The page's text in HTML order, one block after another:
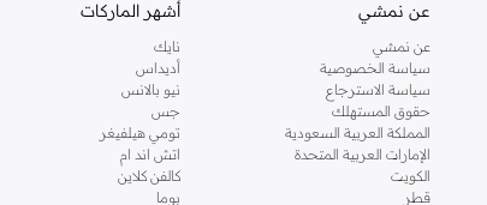
عن نمشي
عن نمشي
سياسة الخصوصية
سياسة الاسترجاع
حقوق المستهلك
المملكة العربية السعودية
الإمارات العربية المتحدة
الكويت
قطر
أشهر الماركات
نايك
أديداس
نيو بالانس
جس
تومي هيلفيغر
اتش اند ام
كالفن كلاين
بوما